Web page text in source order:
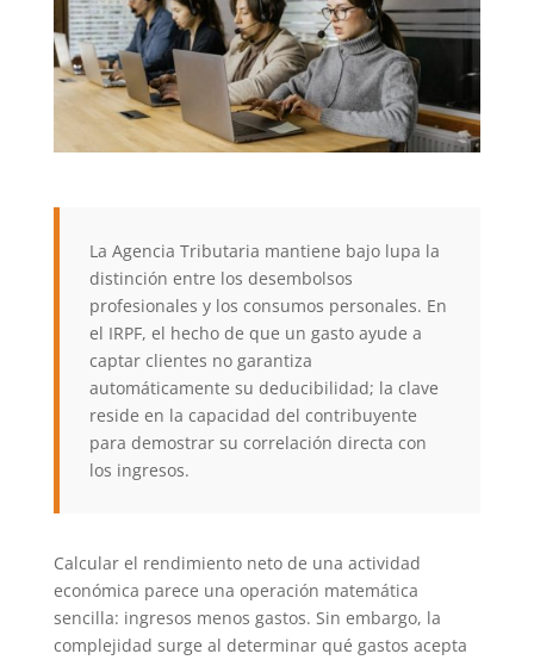
La Agencia Tributaria mantiene bajo lupa la
distinción entre los desembolsos
profesionales y los consumos personales. En
el IRPF, el hecho de que un gasto ayude a
captar clientes no garantiza
automáticamente su deducibilidad; la clave
reside en la capacidad del contribuyente
para demostrar su correlación directa con
los ingresos.
Calcular el rendimiento neto de una actividad
económica parece una operación matemática
sencilla: ingresos menos gastos. Sin embargo, la
complejidad surge al determinar qué gastos acepta